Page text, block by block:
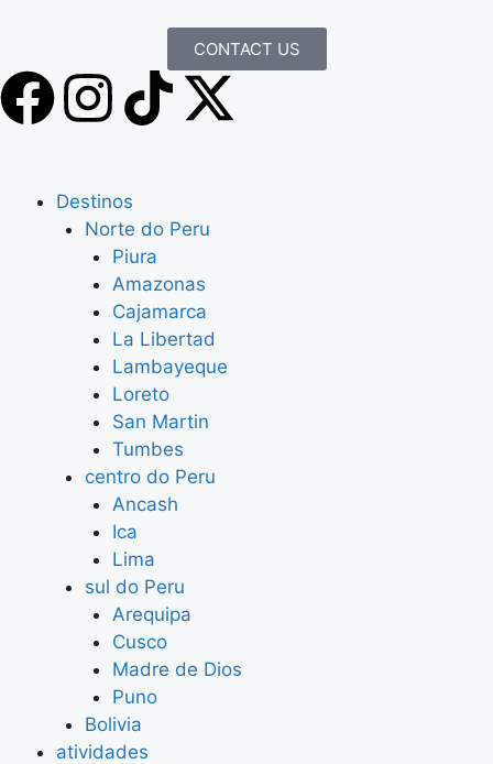
CONTACT US
Destinos
Norte do Peru
Piura
Amazonas
Cajamarca
La Libertad
Lambayeque
Loreto
San Martin
Tumbes
centro do Peru
Ancash
Ica
Lima
sul do Peru
Arequipa
Cusco
Madre de Dios
Puno
Bolivia
atividades